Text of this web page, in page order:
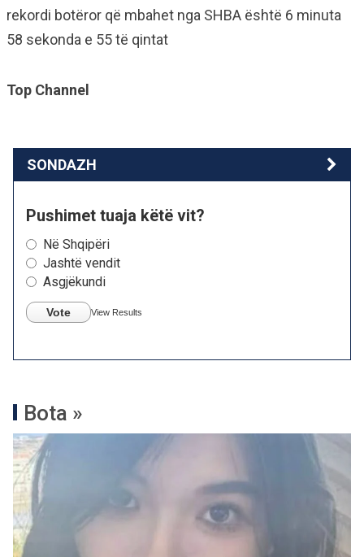
rekordi botëror që mbahet nga SHBA është 6 minuta
58 sekonda e 55 të qintat
Top Channel
SONDAZH
Pushimet tuaja këtë vit?
Në Shqipëri
Jashtë vendit
Asgjëkundi
Vote View Results
Bota »